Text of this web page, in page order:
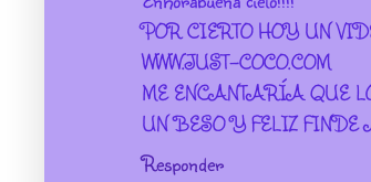
POR CIERTO HOY UN
WWW.JUST-COCO.COM
ME ENCANTARÍA QUE
UN BESO Y FELIZ FINDE
Responder